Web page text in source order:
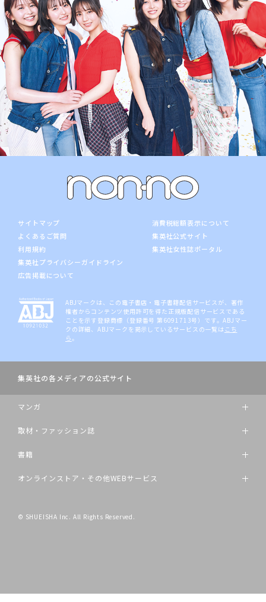
サイトマップ
よくあるご質問
利用規約
集英社プライバシーガイドライン
広告掲載について
消費税総額表示について
集英社公式サイト
集英社女性誌ポータル
ABJマークは、この電子書店・電子書籍配信サービスが、著作
権者からコンテンツ使用許可を得た正規版配信サービスである
ことを示す登録商標（登録番号 第6091713号）です。ABJマー
クの詳細、ABJマークを掲示しているサービスの一覧は こち
ら。
集英社の各メディアの公式サイト
マンガ
取材・ファッション誌
書籍
オンラインストア・その他WEBサービス
© SHUEISHA Inc. All Rights Reserved.